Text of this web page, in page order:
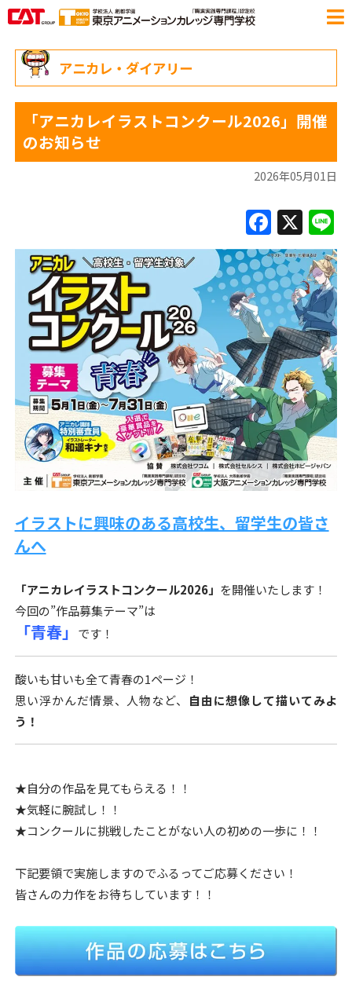
アニカレ・ダイアリー
「アニカレイラストコンクール2026」開催
のお知らせ
2026年05月01日
F
a
c
e
b
o
o
k
X
イラストに興味のある高校生、留学生の皆さ
んへ
「アニカレイラストコンクール2026」 を開催いたします！
今回の”作品募集テーマ”は
「青春」 です！
酸いも甘いも全て青春の1ページ！
思い浮かんだ情景、人物など、
自由に想像して描いてみよ
う！
★自分の作品を見てもらえる！！
★気軽に腕試し！！
★コンクールに挑戦したことがない人の初めの一歩に！！
下記要領で実施しますのでふるってご応募ください！
皆さんの力作をお待ちしています！！